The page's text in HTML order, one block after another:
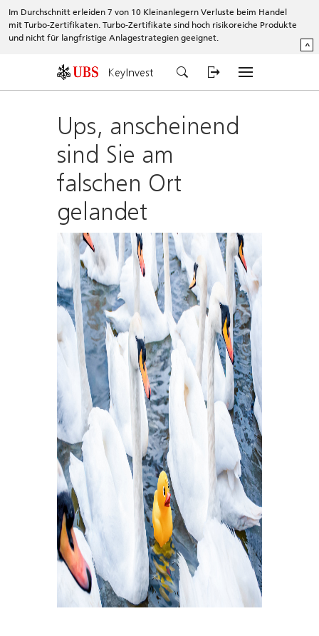
Im Durchschnitt erleiden 7 von 10 Kleinanlegern Verluste beim Handel
mit Turbo-Zertifikaten. Turbo-Zertifikate sind hoch risikoreiche Produkte
und nicht für langfristige Anlagestrategien geeignet.
^
KeyInvest
Ups, anscheinend
sind Sie am
falschen Ort
gelandet